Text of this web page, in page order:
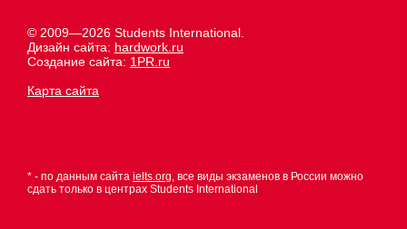
© 2009—2026 Students International.
Дизайн сайта: hardwork.ru
Создание сайта: 1PR.ru
Карта сайта
* - по данным сайта ielts.org, все виды экзаменов в России можно
сдать только в центрах Students International